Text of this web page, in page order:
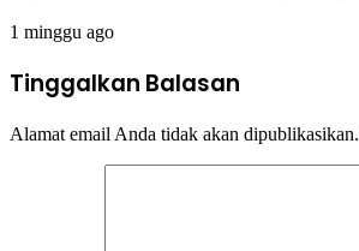
1 minggu ago
Tinggalkan Balasan
Alamat email Anda tidak akan dipublikasikan.